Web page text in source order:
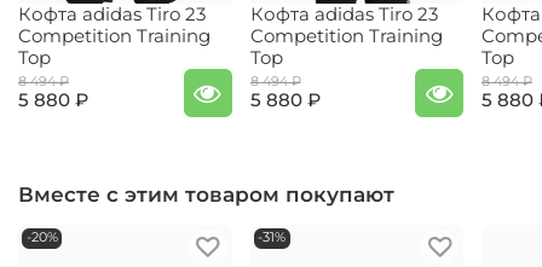
Кофта adidas Tiro 23
Competition Training
Top
8 494 ₽
5 880 ₽
Кофта adidas Tiro 23
Competition Training
Top
8 494 ₽
5 880 ₽
Top
8 494 ₽
5 880
Вместе с этим товаром покупают
-20% -31%